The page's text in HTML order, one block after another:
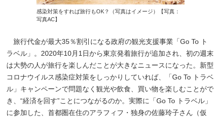
感染対策をすれば旅行もOK？（写真はイメージ）【写真：
写真AC】
旅行代金が最大35％割引になる政府の観光支援事業「Go To ト
ラベル」。2020年10月1日から東京発着旅行が追加され、初の週末
は大勢の人が旅行を楽しんだことが大きなニュースになった。新型
コロナウイルス感染症対策をしっかりしていれば、「Go To トラベ
ル」キャンペーンで問題なく観光や飲食、買い物を楽しむことがで
き、“経済を回す”ことにつながるのか。実際に「Go To トラベル」
に参加した、首都圏在住のアラフィフ・独身の佐藤玲子さん（仮